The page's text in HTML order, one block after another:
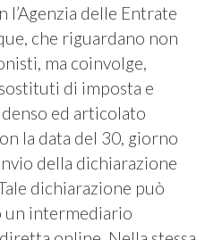
delle Entrate
che riguardano non
ma coinvolge,
di imposta e
ed articolato
la data del 30, giorno
della dichiarazione
dichiarazione può
un intermediario